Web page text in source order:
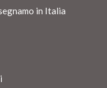
in Italia